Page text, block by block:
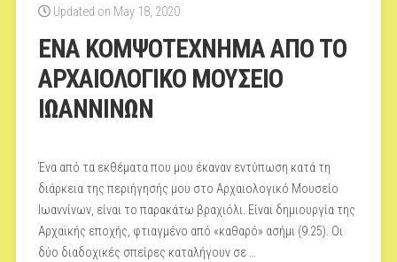
Updated on May 18, 2020
ΕΝΑ ΚΟΜΨΟΤΕΧΝΗΜΑ ΑΠΟ ΤΟ
ΑΡΧΑΙΟΛΟΓΙΚΟ ΜΟΥΣΕΙΟ
ΙΩΑΝΝΙΝΩΝ
Ένα από τα εκθέματα που μου έκαναν εντύπωση κατά τη
διάρκεια της περιήγησής μου στο Αρχαιολογικό Μουσείο
Ιωαννίνων, είναι το παρακάτω βραχιόλι. Είναι δημιουργία της
Αρχαϊκής εποχής, φτιαγμένο από «καθαρό» ασήμι (9.25). Οι
δύο διαδοχικές σπείρες καταλήγουν σε …